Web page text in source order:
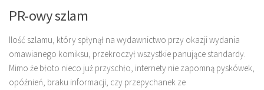
PR-owy szlam
Ilość szlamu, który spłynął na wydawnictwo przy okazji wydania
omawianego komiksu, przekroczył wszystkie panujące standardy.
Mimo że błoto nieco już przyschło, internety nie zapomną pyskówek,
opóźnień, braku informacji, czy przepychanek ze